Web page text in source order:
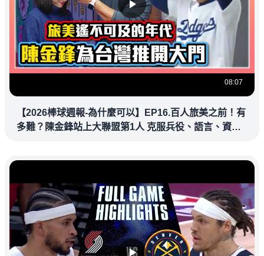
08:07
【2026棒球週報-為什麼可以】EP16.百人旅美之前！有
多難？陳金鋒站上大聯盟第1人 克服兵役、語言、資訊